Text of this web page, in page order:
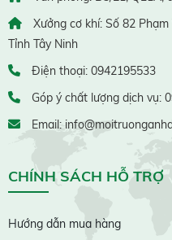
Xưởng cơ khí: Số 82
Tỉnh Tây Ninh
Điện thoại: 0942195533
Góp ý chất lượng dịch vụ:
Email:
CHÍNH SÁCH HỖ TRỢ
Hướng dẫn mua hàng